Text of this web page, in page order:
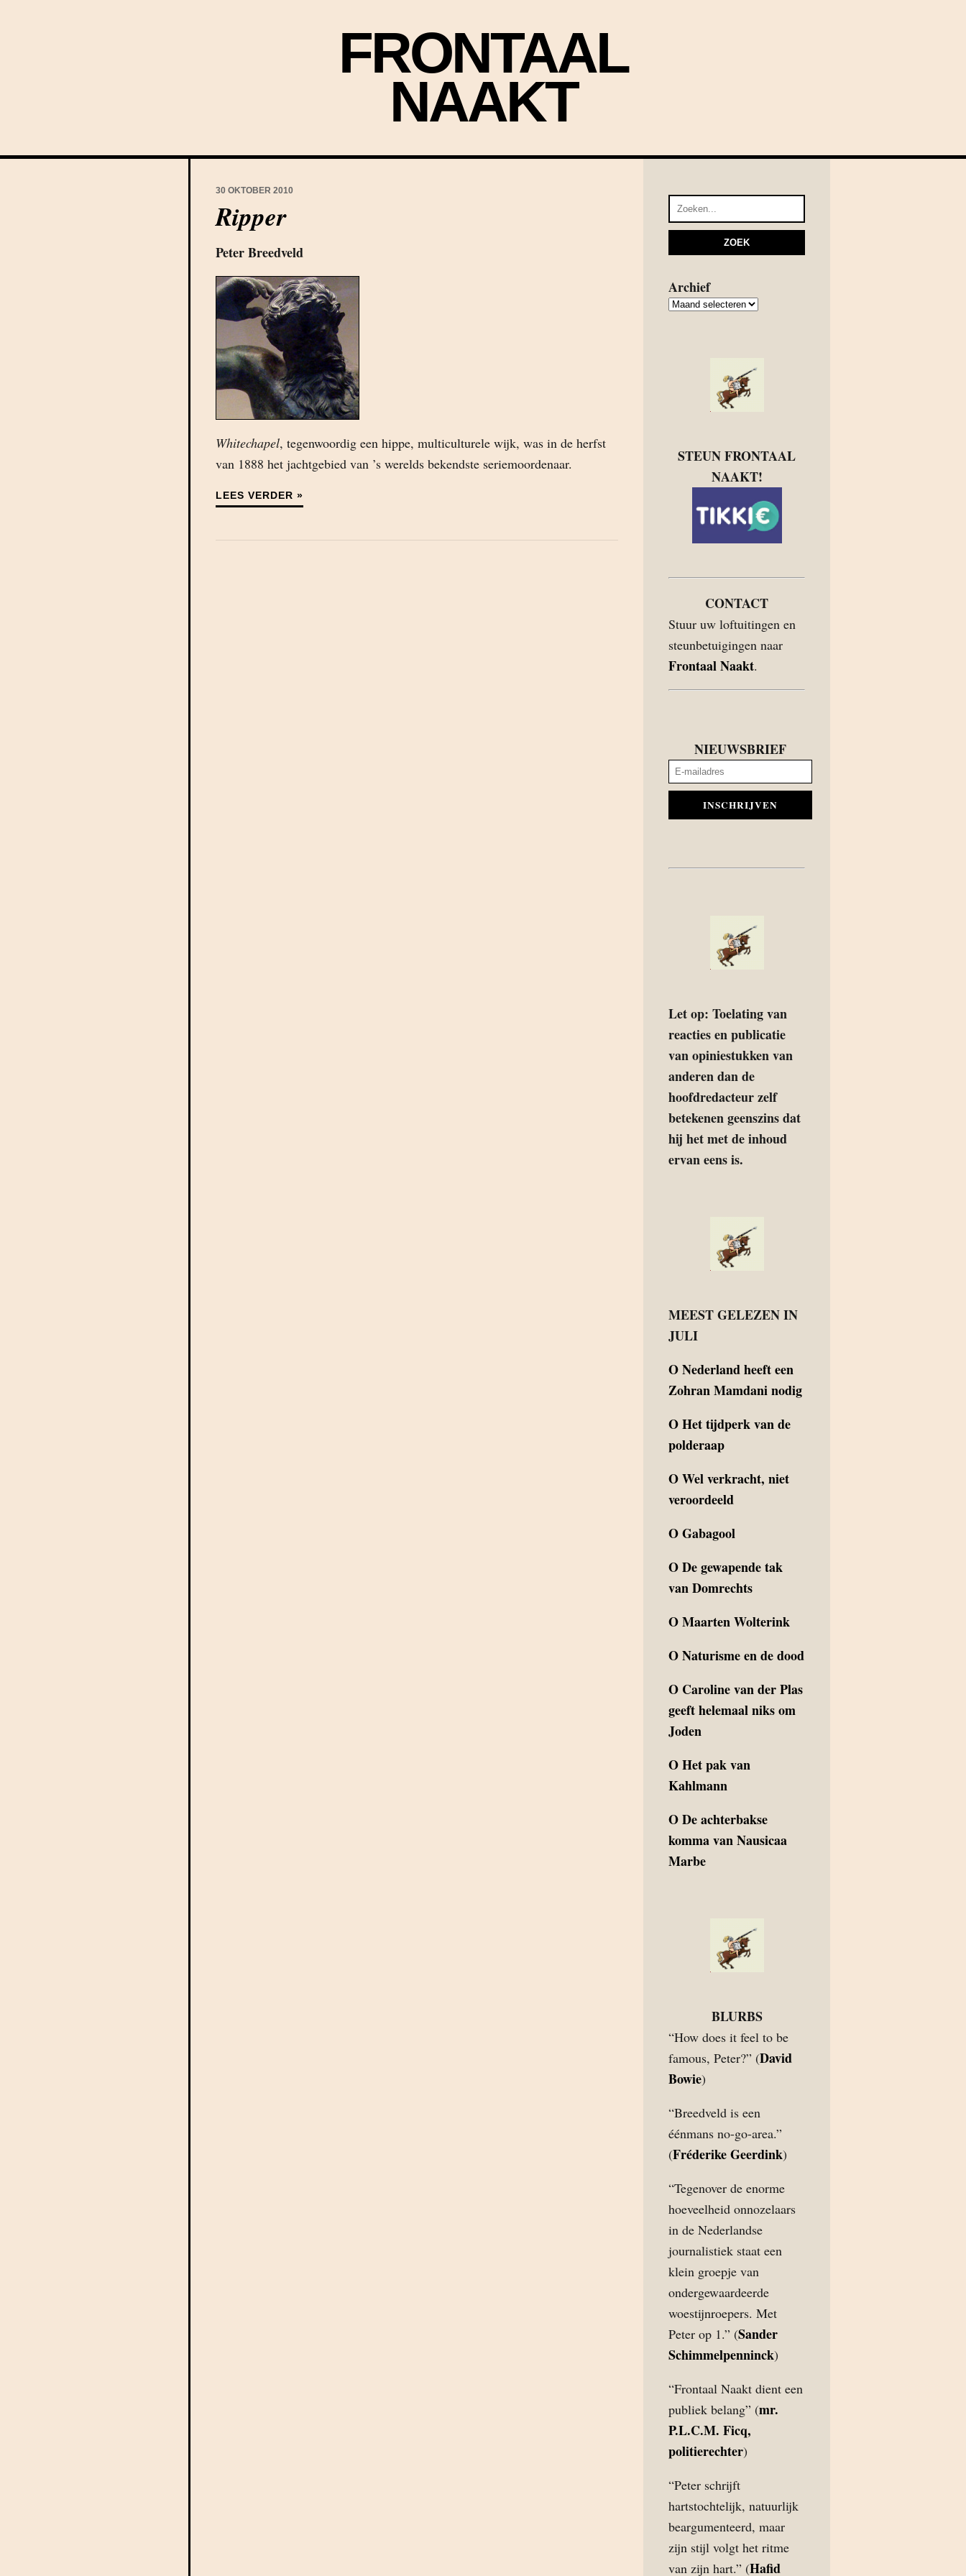
FRONTAAL
NAAKT
30 OKTOBER 2010
Ripper
Peter Breedveld
Whitechapel, tegenwoordig een hippe, multiculturele wijk, was in de herfst
van 1888 het jachtgebied van ’s werelds bekendste seriemoordenaar.
LEES VERDER »
Archief
Archief
STEUN FRONTAAL
NAAKT!
CONTACT
Stuur uw loftuitingen en
steunbetuigingen naar
Frontaal Naakt.
NIEUWSBRIEF
INSCHRIJVEN
Let op: Toelating van
reacties en publicatie
van opiniestukken van
anderen dan de
hoofdredacteur zelf
betekenen geenszins dat
hij het met de inhoud
ervan eens is.
MEEST GELEZEN IN
JULI
ONederland heeft een
Zohran Mamdani nodig
OHet tijdperk van de
polderaap
OWel verkracht, niet
veroordeeld
OGabagool
ODe gewapende tak
van Domrechts
OMaarten Wolterink
ONaturisme en de dood
O Caroline van der Plas
geeft helemaal niks om
Joden
OHet pak van
Kahlmann
ODe achterbakse
komma van Nausicaa
Marbe
BLURBS
“How does it feel to be
famous, Peter?” (David
Bowie)
“Breedveld is een
éénmans no-go-area.”
(Fréderike Geerdink)
“Tegenover de enorme
hoeveelheid onnozelaars
in de Nederlandse
journalistiek staat een
klein groepje van
ondergewaardeerde
woestijnroepers. Met
Peter op 1.” (Sander
Schimmelpenninck)
“Frontaal Naakt dient een
publiek belang” (mr.
P.L.C.M. Ficq,
politierechter)
“Peter schrijft
hartstochtelijk, natuurlijk
beargumenteerd, maar
zijn stijl volgt het ritme
van zijn hart.” (Hafid